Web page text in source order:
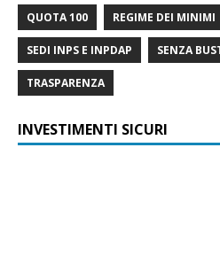
QUOTA 100 REGIME DEI MINIMI
SEDI INPS E INPDAP SENZA
TRASPARENZA
INVESTIMENTI SICURI